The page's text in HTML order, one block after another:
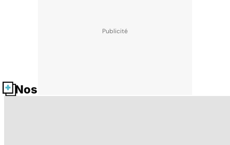
Nos fiches santé